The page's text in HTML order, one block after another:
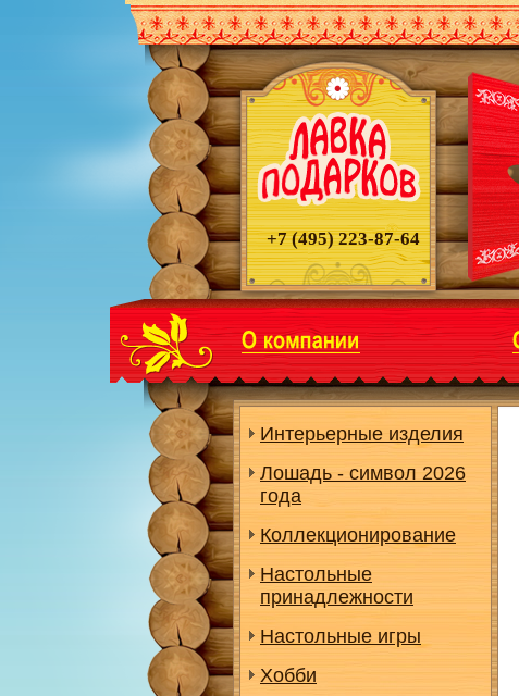
+7 (495) 223-87-64
Интерьерные изделия
Лошадь - символ 2026
года
Коллекционирование
Настольные
принадлежности
Настольные игры
Хобби